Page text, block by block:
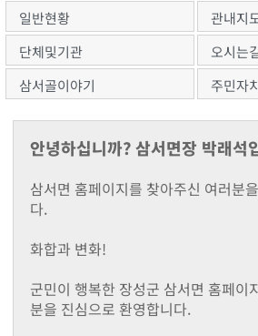
상징표시
홍길동 캐릭터
군정운영방향
군정목표/방침
주요업무계획
군청안내
행정조직도
청사안내
찾아오시는길
장성장학회
설립목적및주요사업
장학금 기탁 및 후원안내
장학금지원
일반현황
관내지
단체및기관
오시는
삼서골이야기
주민자
안녕하십니까? 삼서면장 박래석
삼서면 홈페이지를 찾아주신 여러분
다.
화합과 변화!
군민이 행복한 장성군 삼서면 홈페이
분을 진심으로 환영합니다.